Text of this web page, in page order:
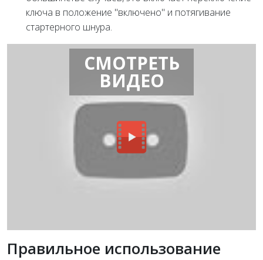
ключа в положение "включено" и потягивание
стартерного шнура.
СМОТРЕТЬ
ВИДЕО
Правильное использование